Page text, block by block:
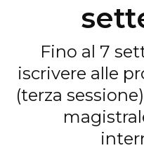
Fino al 7
iscrivere alle
(terza